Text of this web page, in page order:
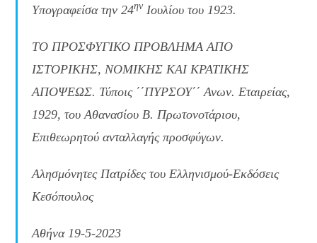
Υπογραφείσα την 24ηνΙουλίου του 1923.
ΤΟ ΠΡΟΣΦΥΓΙΚΟ ΠΡΟΒΛΗΜΑ ΑΠΟ
ΙΣΤΟΡΙΚΗΣ, ΝΟΜΙΚΗΣ ΚΑΙ ΚΡΑΤΙΚΗΣ
ΑΠΟΨΕΩΣ. Τύποις ΄΄ΠΥΡΣΟΥ΄΄ Ανων. Εταιρείας,
1929, του Αθανασίου Β. Πρωτονοτάριου,
Επιθεωρητού ανταλλαγής προσφύγων.
Αλησμόνητες Πατρίδες του Ελληνισμού-Εκδόσεις
Κεσόπουλος
Αθήνα 19-5-2023